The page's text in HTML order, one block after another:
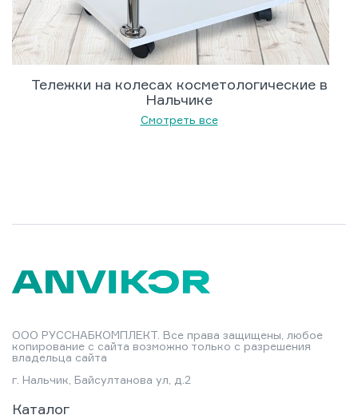
Тележки на колесах косметологические в
Нальчике
Смотреть все
ООО РУССНАБКОМПЛЕКТ. Все права защищены, любое
копирование с сайта возможно только с разрешения
владельца сайта
г. Нальчик, Байсултанова ул, д.2
Каталог